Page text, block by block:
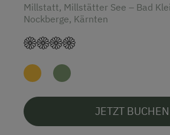
Millstatt, Millstätter See – Bad
Nockberge, Kärnten
JETZT BUCHEN